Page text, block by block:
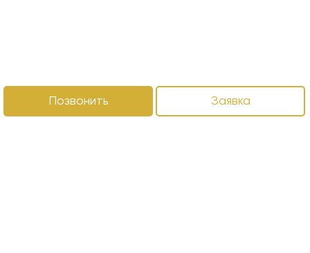
Позвонить Заявка